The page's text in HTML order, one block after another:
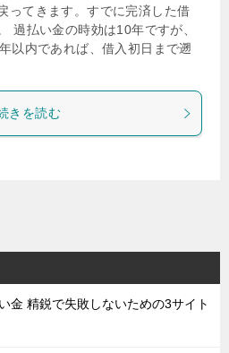
ってきます。すでに完済した借
過払い金の時効は10年ですが、
以内であれば、借入初日まで遡
きを読む
金 精鋭で失敗しないための3サイト